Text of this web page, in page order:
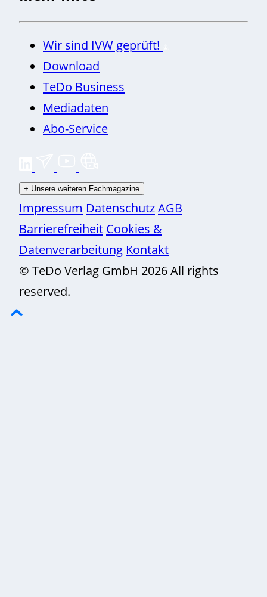
Wir sind IVW geprüft!
Download
TeDo Business
Mediadaten
Abo-Service
+ Unsere weiteren Fachmagazine
Impressum DatenschutzAGB
Barrierefreiheit Cookies &
Datenverarbeitung Kontakt
© TeDo Verlag GmbH 2026 All rights
reserved.